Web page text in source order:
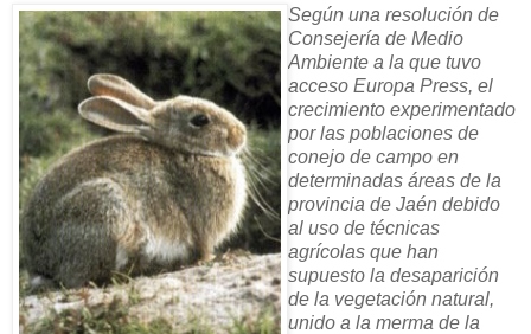
Según una resolución de
Consejería de Medio
Ambiente a la que tuvo
acceso Europa Press, el
crecimiento experimentado
por las poblaciones de
conejo de campo en
determinadas áreas de la
provincia de Jaén debido
al uso de técnicas
agrícolas que han
supuesto la desaparición
de la vegetación natural,
unido a la merma de la